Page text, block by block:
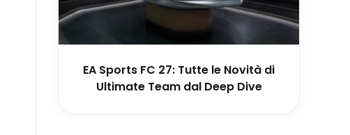
EA Sports FC 27: Tutte le Novità di
Ultimate Team dal Deep Dive